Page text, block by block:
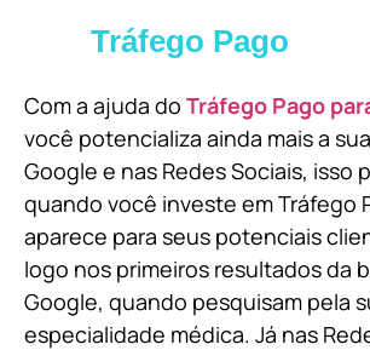
Tráfego Pago
Com a ajuda do Tráfego Pago
você potencializa ainda mais a
Google e nas Redes Sociais, isso
quando você investe em Tráfego
aparece para seus potenciais
logo nos primeiros resultados da
Google, quando pesquisam pela
especialidade médica. Já nas